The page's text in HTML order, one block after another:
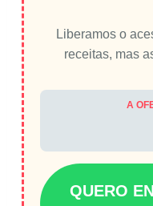
Liberamos o
receitas, mas
A
QUERO